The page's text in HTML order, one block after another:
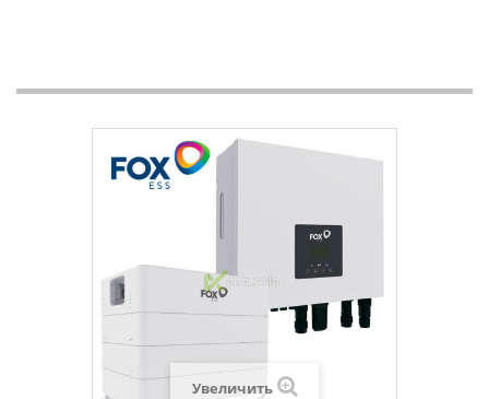
Увеличить